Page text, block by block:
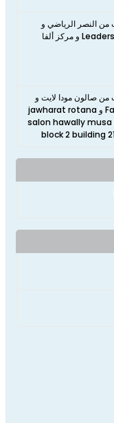
من النصر الرياضي و
Leaders Sports Academy و مركز ألفا
من صالون مودا لايت و
Farah Beauty Salon و jawharat rotana
salon hawally
block 2 building